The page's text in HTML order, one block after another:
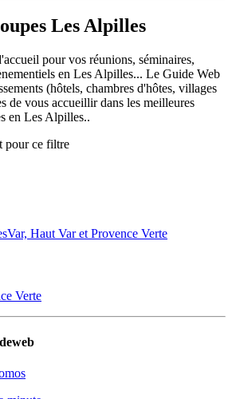
Les Alpilles
pour vos réunions, séminaires,
en Les Alpilles... Le Guide Web
(hôtels, chambres d'hôtes, villages
de vous accueillir dans les meilleures
en Les Alpilles..
pour ce filtre
Verte